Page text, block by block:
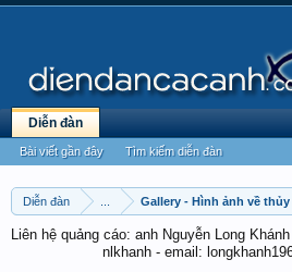
Diễn đàn Gallery - Hình ảnh về
Liên hệ quảng cáo: anh Nguyễn Long
nlkhanh - email:
Diễn đàn
Bài viết gần đây Tìm kiếm diễn đàn